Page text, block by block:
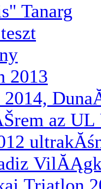
Tanarg
2013
az